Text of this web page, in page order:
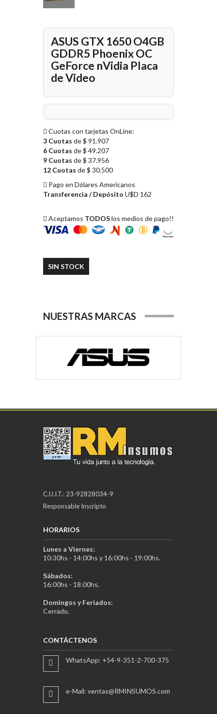
ASUS GTX 1650 O4GB
GDDR5 Phoenix OC
GeForce nVidia Placa
de Video
Cuotas con tarjetas OnLine:
3 Cuotas de $ 91.907
6 Cuotas de $ 49.207
9 Cuotas de $ 37.956
12 Cuotas de $ 30.500
Pago en Dólares Americanos
Transferencia / Depósito U$D 162
Aceptamos TODOSlos medios de pago!!
SIN STOCK
NUESTRAS MARCAS
C.U.I.T.: 23-92828034-9
Responsable Inscripto
HORARIOS
Lunes a Viernes:
10:30hs - 14:00hs y 16:00hs - 19:00hs.
Sábados:
16:00hs - 18:00hs.
Domingos y Feriados:
Cerrado.
CONTÁCTENOS
WhatsApp: +54-9-351-2-700-375
e-Mail: ventas@RMINSUMOS.com